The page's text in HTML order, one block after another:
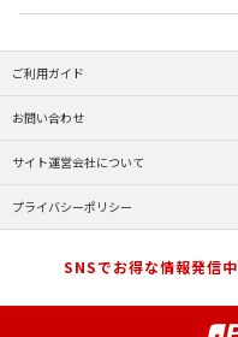
ご利用ガイド
お問い合わせ
サイト運営会社について
プライバシーポリシー
SNSでお得な情報発信中